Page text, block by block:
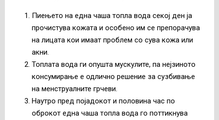
Пиењето на една чаша топла вода секој ден ја
прочистува кожата и особено им се препорачува
на лицата кои имаат проблем со сува кожа или
акни.
Топлата вода ги опушта мускулите, па нејзиното
консумирање е одлично решение за сузбивање
на менструалните грчеви.
Наутро пред појадокот и половина час по
оброкот една чаша топла вода го поттикнува